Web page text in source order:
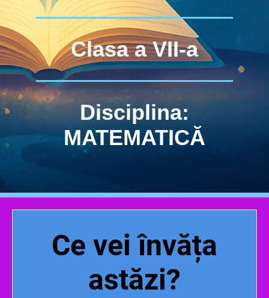
Clasa a VII-a
Disciplina:
MATEMATICĂ
Ce vei învăța
astăzi?